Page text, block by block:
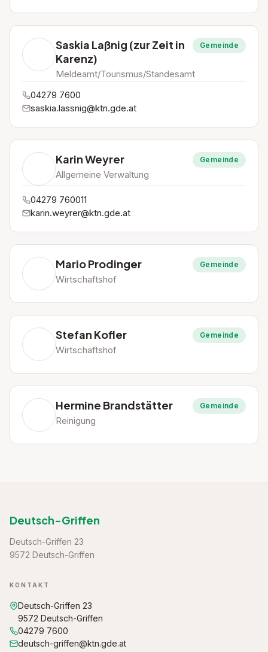
Saskia Laßnig (zur Zeit in
Karenz)
Meldeamt/Tourismus/Standesamt
Gemeinde
04279 7600
saskia.lassnig@ktn.gde.at
Karin Weyrer
Allgemeine Verwaltung
Gemeinde
04279 760011
karin.weyrer@ktn.gde.at
Mario Prodinger
Wirtschaftshof
Gemeinde
Stefan Kofler
Wirtschaftshof
Gemeinde
Hermine Brandstätter
Reinigung
Gemeinde
Deutsch-Griffen
Deutsch-Griffen 23
9572 Deutsch-Griffen
KONTAKT
Deutsch-Griffen 23
9572 Deutsch-Griffen
04279 7600
deutsch-griffen@ktn.gde.at